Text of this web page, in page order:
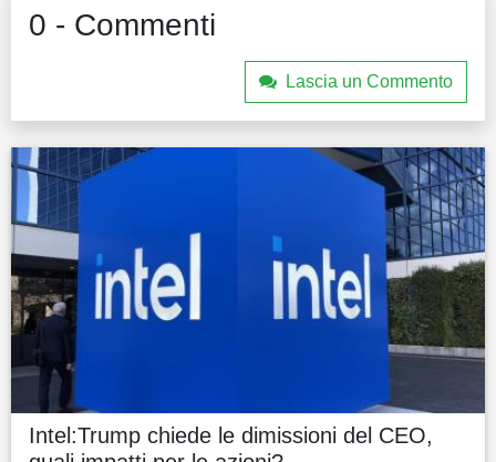
0 - Commenti
Lascia un Commento
Intel:Trump chiede le dimissioni del CEO,